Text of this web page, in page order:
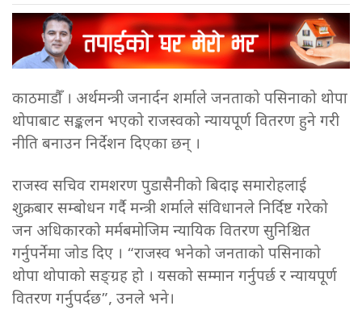
काठमाडौँ । अर्थमन्त्री जनार्दन शर्माले जनताको पसिनाको थोपा
थोपाबाट सङ्कलन भएको राजस्वको न्यायपूर्ण वितरण हुने गरी
नीति बनाउन निर्देशन दिएका छन् ।
राजस्व सचिव रामशरण पुडासैनीको बिदाइ समारोहलाई
शुक्रबार सम्बोधन गर्दै मन्त्री शर्माले संविधानले निर्दिष्ट गरेको
जन अधिकारको मर्मबमोजिम न्यायिक वितरण सुनिश्चित
गर्नुपर्नेमा जोड दिए । “राजस्व भनेको जनताको पसिनाको
थोपा थोपाको सङ्ग्रह हो । यसको सम्मान गर्नुपर्छ र न्यायपूर्ण
वितरण गर्नुपर्दछ”, उनले भने।